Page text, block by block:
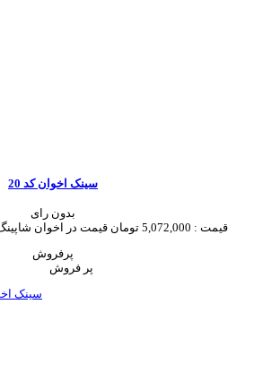
سینک اخوان کد 20
بدون رای
قیمت : 5,072,000 تومان قیمت در اخوان
پرفروش